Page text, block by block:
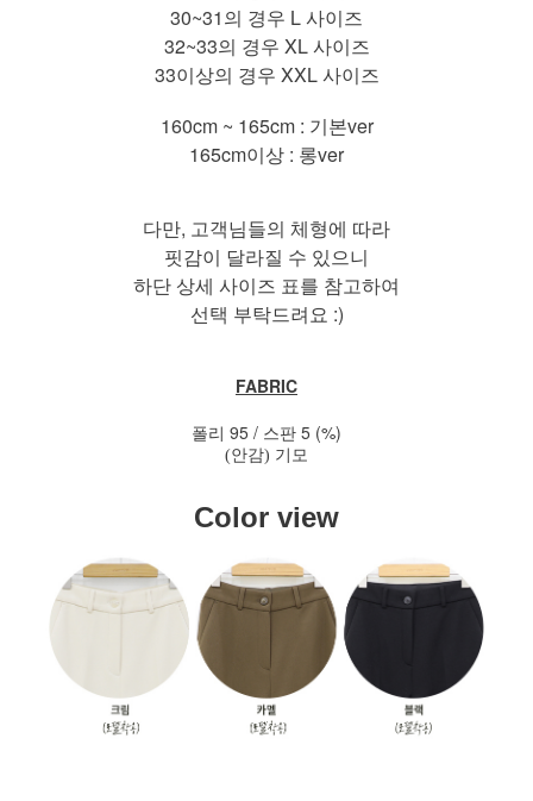
30~31의 경우 L 사이즈
32~33의 경우 XL 사이즈
33이상의 경우 XXL 사이즈
160cm ~ 165cm : 기본ver
165cm이상 : 롱ver
다만, 고객님들의 체형에 따라
핏감이 달라질 수 있으니
하단 상세 사이즈 표를 참고하여
선택 부탁드려요 :)
FABRIC
폴리 95 / 스판 5 (%)
(안감) 기모
Color view